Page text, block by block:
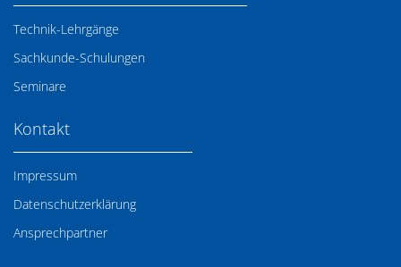
Technik-Lehrgänge
Sachkunde-Schulungen
Seminare
Kontakt
Impressum
Datenschutzerklärung
Ansprechpartner